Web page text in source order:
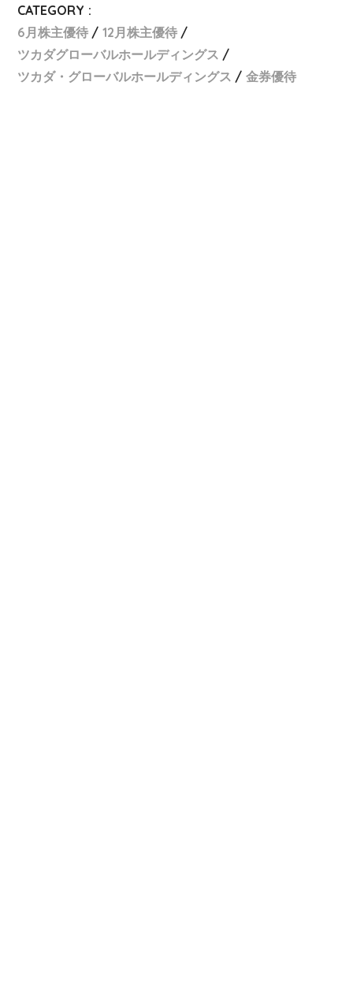
CATEGORY :
6月株主優待
12月株主優待
ツカダグローバルホールディングス
ツカダ・グローバルホールディングス
金券優待